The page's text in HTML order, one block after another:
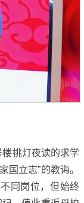
挑灯夜读的求学
国立志”的教诲。
同岗位，但始终